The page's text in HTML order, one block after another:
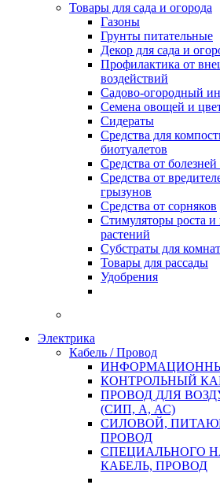
Товары для сада и огорода
Газоны
Грунты питательные
Декор для сада и
Профилактика от
воздействий
Садово-огородный
Семена овощей и
Сидераты
Средства для
биотуалетов
Средства от болезней
Средства от
грызунов
Средства от сорняков
Стимуляторы роста и
растений
Субстраты для
Товары для рассады
Удобрения
Электрика
Кабель / Провод
КОНТРОЛЬНЫЙ
ПРОВОД ДЛЯ
(СИП, А, АС)
СИЛОВОЙ,
ПРОВОД
СПЕЦИАЛЬНОГО
КАБЕЛЬ, ПРОВОД